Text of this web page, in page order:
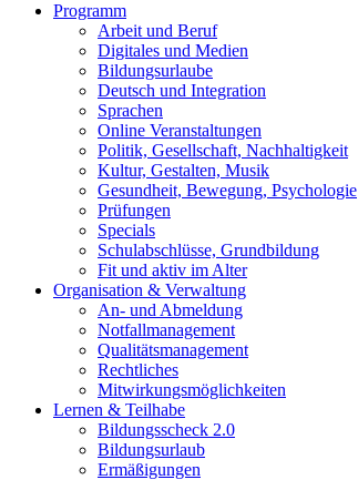
Programm
Arbeit und Beruf
Digitales und Medien
Bildungsurlaube
Deutsch und Integration
Sprachen
Online Veranstaltungen
Politik, Gesellschaft, Nachhaltigkeit
Kultur, Gestalten, Musik
Gesundheit, Bewegung, Psychologie
Prüfungen
Specials
Schulabschlüsse, Grundbildung
Fit und aktiv im Alter
Organisation & Verwaltung
An- und Abmeldung
Notfallmanagement
Qualitätsmanagement
Rechtliches
Mitwirkungsmöglichkeiten
Lernen & Teilhabe
Bildungsscheck 2.0
Bildungsurlaub
Ermäßigungen